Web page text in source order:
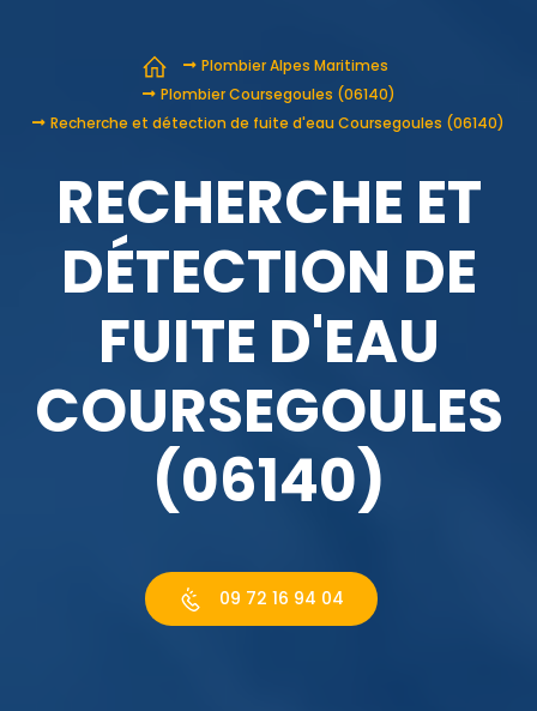
Plombier Alpes Maritimes
Plombier Coursegoules (06140)
Recherche et détection de fuite d'eau Coursegoules (06140)
RECHERCHE ET
DÉTECTION DE
FUITE D'EAU
COURSEGOULES
(06140)
09 72 16 94 04